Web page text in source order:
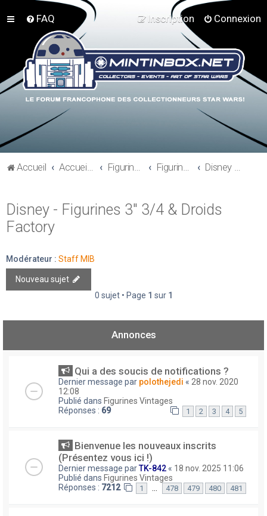
FAQ Connexion
Inscription
Accueil Accueil du forum Figurines 3"3/4, Playsets, Vaisseaux,… Figurines Actuelles Disney - Figurines 3" 3/4 & Droids Factory
Disney - Figurines 3" 3/4 & Droids
Factory
Modérateur : Staff MIB
Nouveau sujet
0 sujet • Page 1 sur 1
Annonces
Qui a des soucis de notifications ?
Dernier message par polothejedi « 28 nov. 2020
12:08
Publié dans Figurines Vintages
Réponses : 69 1 2 3 4 5
Bienvenue les nouveaux inscrits
(Présentez vous ici !)
Dernier message parTK-842 « 18 nov. 2025 11:06
Publié dans Figurines Vintages
Réponses : 7212 1 … 478 479 480 481